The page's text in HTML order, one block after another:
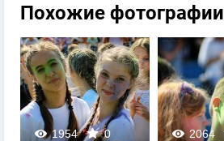
Похожие фотографии
1954
0
2064